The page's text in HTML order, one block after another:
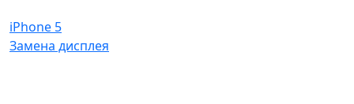
iPhone 5
Замена дисплея